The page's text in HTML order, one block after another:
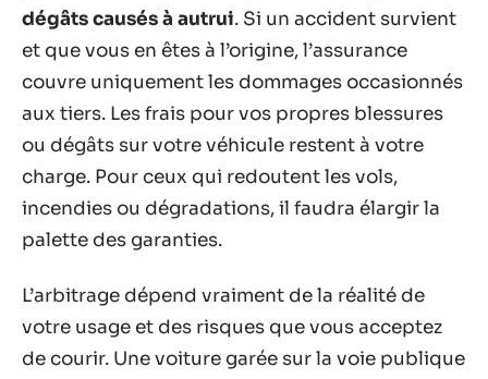
dégâts causés à autrui. Si un accident survient
et que vous en êtes à l’origine, l’assurance
couvre uniquement les dommages occasionnés
aux tiers. Les frais pour vos propres blessures
ou dégâts sur votre véhicule restent à votre
charge. Pour ceux qui redoutent les vols,
incendies ou dégradations, il faudra élargir la
palette des garanties.
L’arbitrage dépend vraiment de la réalité de
votre usage et des risques que vous acceptez
de courir. Une voiture garée sur la voie publique